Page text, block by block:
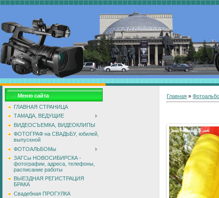
Меню сайта
ГЛАВНАЯ СТРАНИЦА
ТАМАДА, ВЕДУЩИЕ
ВИДЕОСЪЕМКА, ВИДЕОКЛИПЫ
ФОТОГРАФ на СВАДЬБУ, юбилей,
выпускной
ФОТОАЛЬБОМы
ЗАГСы НОВОСИБИРСКА -
фотографии, адреса, телефоны,
расписание работы
ВЫЕЗДНАЯ РЕГИСТРАЦИЯ
БРАКА
Свадебная ПРОГУЛКА
Главная »